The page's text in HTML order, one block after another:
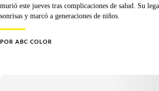
murió este jueves tras complicaciones de salud. Su
sonrisas y marcó a generaciones de niños.
POR ABC COLOR